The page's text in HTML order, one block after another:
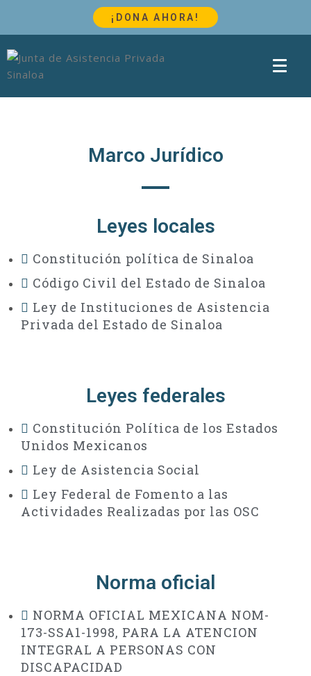
¡DONA AHORA!
Marco Jurídico
Leyes locales
Constitución política de Sinaloa
Código Civil del Estado de Sinaloa
Ley de Instituciones de Asistencia
Privada del Estado de Sinaloa
Leyes federales
Constitución Política de los Estados
Unidos Mexicanos
Ley de Asistencia Social
Ley Federal de Fomento a las
Actividades Realizadas por las OSC
Norma oficial
NORMA OFICIAL MEXICANA NOM-
173-SSA1-1998, PARA LA ATENCION
INTEGRAL A PERSONAS CON
DISCAPACIDAD